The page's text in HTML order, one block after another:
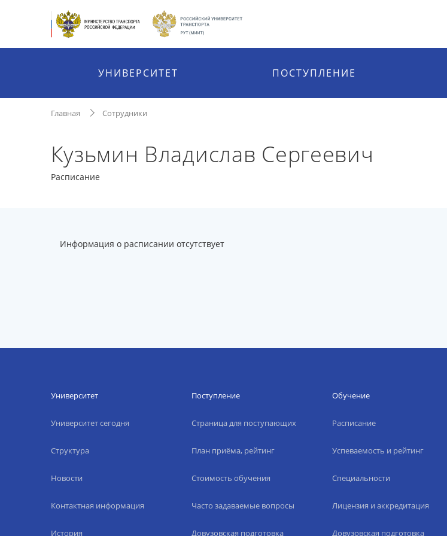
УНИВЕРСИТЕТ ПОСТУПЛЕНИЕ
Главная Сотрудники
Кузьмин Владислав Сергеевич
Расписание
Информация о расписании отсутствует
Университет
Университет сегодня
Структура
Новости
Контактная информация
История
Поступление
Страница для поступающих
План приёма, рейтинг
Стоимость обучения
Часто задаваемые вопросы
Довузовская подготовка
Обучение
Расписание
Успеваемость и рейтинг
Специальности
Лицензия и аккредитация
Довузовская подготовка